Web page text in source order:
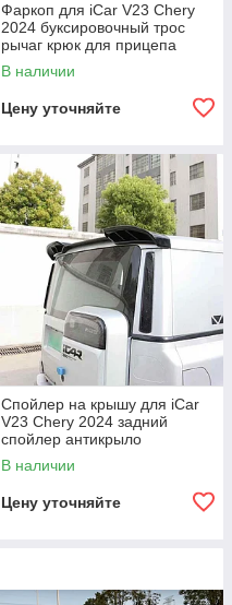
Фаркоп для iCar V23 Chery
2024 буксировочный трос
рычаг крюк для прицепа
В наличии
Цену уточняйте
Спойлер на крышу для iCar
V23 Chery 2024 задний
спойлер антикрыло
В наличии
Цену уточняйте